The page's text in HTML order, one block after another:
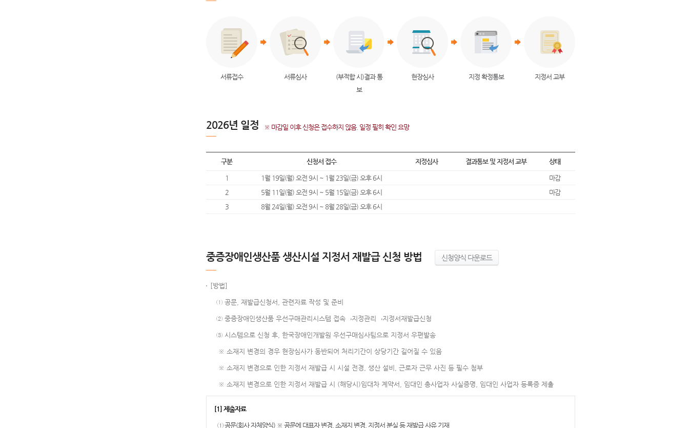
서류접수 서류심사
(부적합 시)결과 통
보
현장심사 지정 확정통보 지정서 교부
2026년 일정 ※ 마감일 이후 신청은 접수하지 않음. 일정 필히 확인 요망
구분 신청서 접수 지정심사 결과통보 및 지정서 교부 상태
1 1월 19일(월) 오전 9시 ~ 1월 23일(금) 오후 6시
마감
2
5월 11일(월) 오전 9시 ~ 5월 15일(금) 오후 6시
마감
3
8월 24일(월) 오전 9시 ~ 8월 28일(금) 오후 6시
중증장애인생산품 생산시설 지정서 재발급 신청 방법 신청양식 다운로드
[방법]
① 공문, 재발급신청서, 관련자료 작성 및 준비
② 중증장애인생산품 우선구매관리시스템 접속→지정관리→지정서재발급신청
③ 시스템으로 신청 후, 한국장애인개발원 우선구매심사팀으로 지정서 우편발송
※ 소재지 변경의 경우 현장심사가 동반되어 처리기간이 상당기간 길어질 수 있음
※ 소재지 변경으로 인한 지정서 재발급 시 시설 전경, 생산 설비, 근로자 근무 사진 등 필수 첨부
※ 소재지 변경으로 인한 지정서 재발급 시 (해당시)임대차 계약서, 임대인 총사업자 사실증명, 임대인 사업자 등록증 제출
[1] 제출자료
① 공문(회사 자체양식) ※ 공문에 대표자 변경, 소재지 변경, 지정서 분실 등 재발급 사유 기재